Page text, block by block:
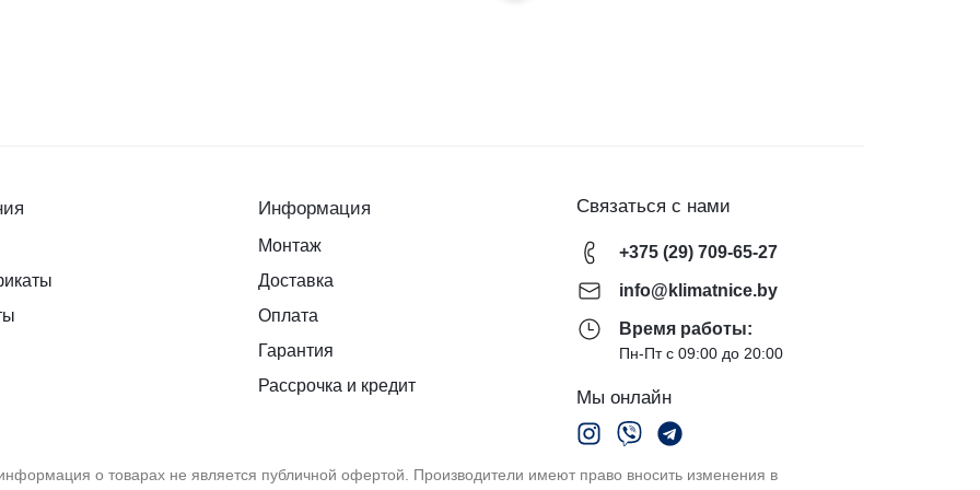
Информация
Монтаж
Доставка
Оплата
Гарантия
Рассрочка и кредит
Связаться с нами
+375 (29) 709-65-27
info@klimatnice.by
Время работы:
Пн-Пт с 09:00 до 20:00
Мы онлайн
о товарах не является публичной офертой. Производители имеют право вносить изменения в